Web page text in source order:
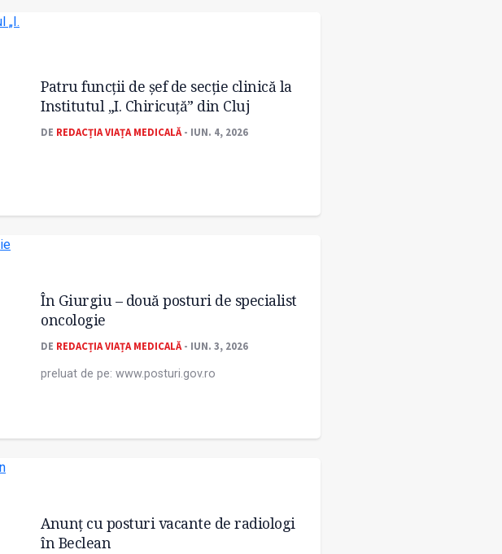
Patru funcții de șef de secție clinică la
Institutul „I. Chiricuță” din Cluj
DE REDACȚIA VIAȚA MEDICALĂ - IUN. 4, 2026
În Giurgiu – două posturi de specialist
oncologie
DE REDACȚIA VIAȚA MEDICALĂ- IUN. 3, 2026
preluat de pe: www.posturi.gov.ro
Anunț cu posturi vacante de radiologi
în Beclean